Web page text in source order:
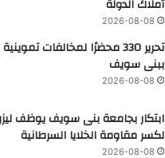
أملاك الدولة
2026-08-08
تحرير 330 محضرًا لمخالفات
ببنى سويف
2026-08-08
ابتكار بجامعة بنى سويف يوظف ليزر
لكسر مقاومة الخلايا السرطانية
2026-08-08